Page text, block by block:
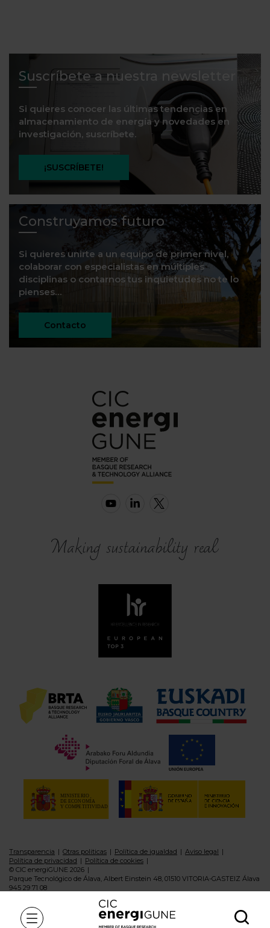
Suscríbete a nuestra newsletter
Si quieres conocer las últimas tendencias en
almacenamiento de energía y novedades en
investigación, suscríbete.
¡SUSCRÍBETE!
Construyamos futuro
Si quieres unirte a un equipo de primer nivel,
colaborar con especialistas en múltiples
disciplinas o contarnos tus inquietudes no te lo
pienses…
Contacto
Transparencia Otras politicas Política de igualdad
Aviso legal
Política de privacidad
Política de cookies
© CIC energiGUNE 2026
Parque Tecnológico de Álava, Albert Einstein 48, 01510 VITORIA-GASTEIZ Álava
945 29 71 08